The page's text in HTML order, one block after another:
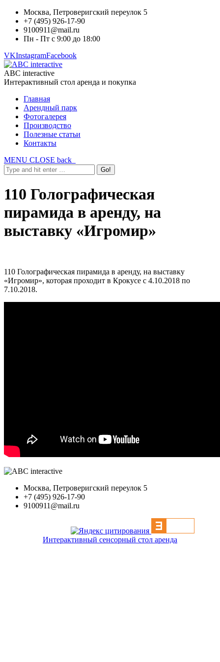
Москва, Петроверигский переулок 5
+7 (495) 926-17-90
9100911@mail.ru
Пн - Пт с 9:00 до 18:00
VKInstagramFacebook
ABC interactive
Интерактивный стол аренда и покупка
Главная
Арендный парк
Фотогалерея
Производство
Полезные статьи
Контакты
MENU CLOSE back
110 Голографическая
пирамида в аренду, на
выставку «Игромир»
110 Голографическая пирамида в аренду, на выставку
«Игромир», которая проходит в Крокусе с 4.10.2018 по
7.10.2018.
Москва, Петроверигский переулок 5
+7 (495) 926-17-90
9100911@mail.ru
Интерактивный сенсорный стол аренда